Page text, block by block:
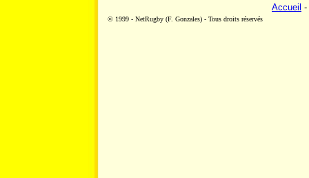
Accueil -
© 1999 - NetRugby (F. Gonzales) - Tous droits réservés